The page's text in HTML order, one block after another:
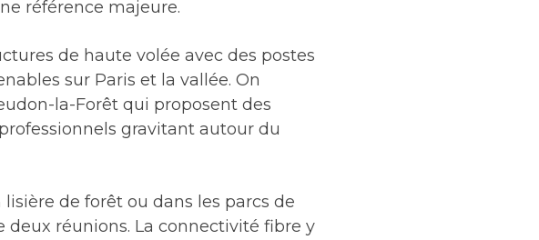
référence majeure.
de haute volée avec des postes
sur Paris et la vallée. On
la-Forêt qui proposent des
gravitant autour du
lisière de forêt ou dans les parcs de
deux réunions. La connectivité fibre y